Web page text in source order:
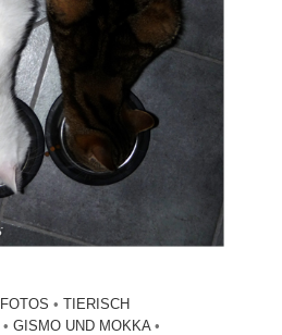
FOTOS • TIERISCH
• GISMO UND MOKKA •